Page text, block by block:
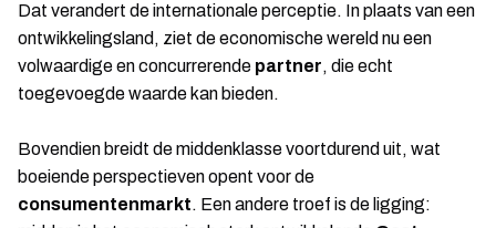
Dat verandert de internationale perceptie. In plaats van een
ontwikkelingsland, ziet de economische wereld nu een
volwaardige en concurrerende partner, die echt
toegevoegde waarde kan bieden.
Bovendien breidt de middenklasse voortdurend uit, wat
boeiende perspectieven opent voor de
consumentenmarkt. Een andere troef is de ligging: